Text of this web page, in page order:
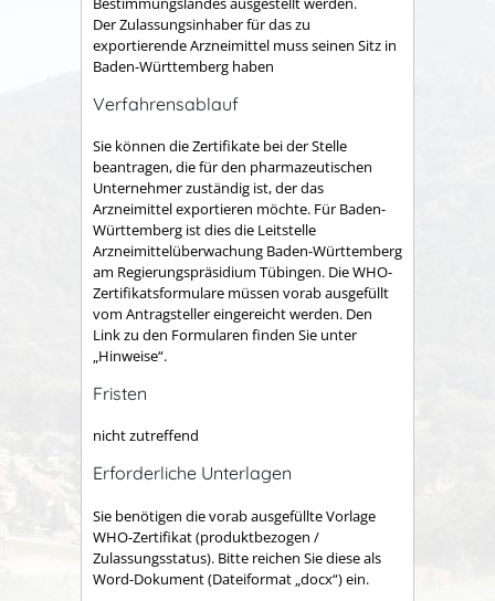
Der Zulassungsinhaber für das zu
exportierende Arzneimittel muss seinen Sitz in
Baden-Württemberg haben
Verfahrensablauf
Sie können die Zertifikate bei derStelle
beantragen, diefür den pharmazeutischen
Unternehmer zuständig ist, der das
Arzneimittelexportieren möchte. Für Baden-
Württemberg ist dies die Leitstelle
Arzneimittelüberwachung Baden-Württemberg
am Regierungspräsidium Tübingen. Die WHO-
Zertifikatsformulare müssen vorab ausgefüllt
vom Antragsteller eingereicht werden. Den
Link zu den Formularen finden Sie unter
„Hinweise“.
Fristen
nicht zutreffend
Erforderliche Unterlagen
Sie benötigen die vorab ausgefüllte Vorlage
WHO-Zertifikat (produktbezogen /
Zulassungsstatus). Bitte reichen Sie diese als
Word-Dokument (Dateiformat „docx“) ein.